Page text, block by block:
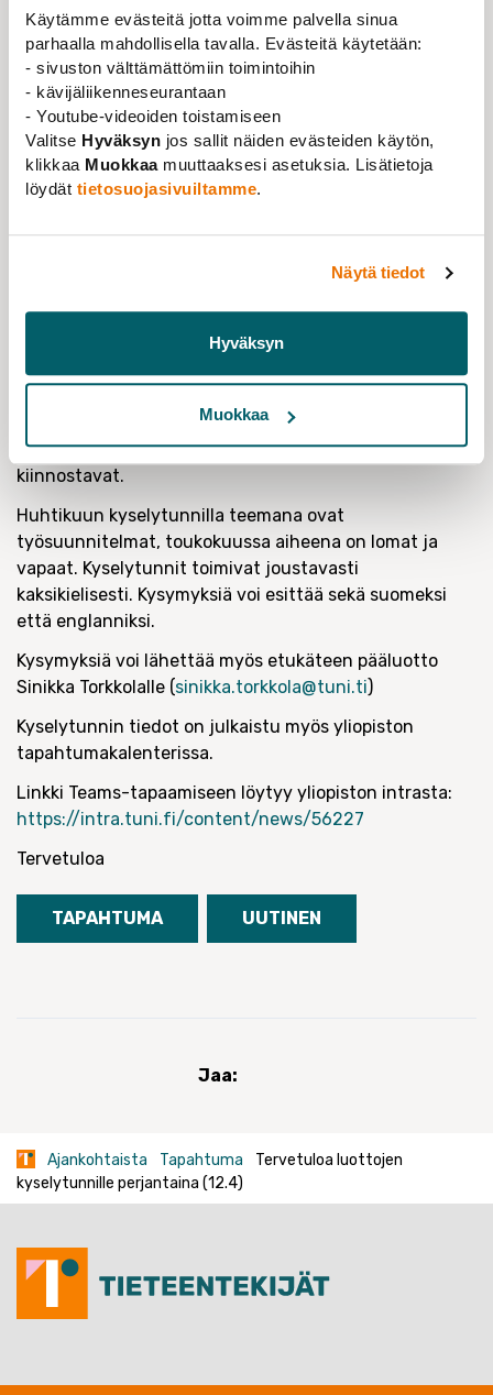
Käytämme evästeitä jotta voimme palvella sinua
parhaalla mahdollisella tavalla. Evästeitä käytetään:
- sivuston välttämättömiin toimintoihin
- kävijäliikenneseurantaan
- Youtube-videoiden toistamiseen
Valitse Hyväksyn jos sallit näiden evästeiden käytön,
klikkaa Muokkaamuuttaaksesi asetuksia. Lisätietoja
löydät tietosuojasivuiltamme.
Näytä tiedot
Hyväksyn
Muokkaa
08.04.2024
Yliopiston luottamushenkilöt aloittavat
yliopistolaisille avoimet kyselytunnit.
Ensimmäinen kyselytunti on perjantaina 12.4.
Teamsissa yhdeksästä kymmeneen.Tunnin
teemana on työsuunnitelmat, mutta luotot vastaavat
myös muihin osallistujien kysymyksiin.
käytännöt ovat aiheita, joista luotoilta kysytään.
Luottamushenkilöt neuvovat ja auttavat ensisijaisesti
kuitenkin osallistua kaikki yliopistolaiset, joita
työntekemisen olosuhteet ja ehdot yliopistolla
kiinnostavat.
Huhtikuun kyselytunnilla teemana ovat
työsuunnitelmat, toukokuussa aiheena on lomat ja
vapaat. Kyselytunnit toimivat joustavasti
kaksikielisesti. Kysymyksiä voi esittää sekä suomeksi
että englanniksi.
Kysymyksiä voi lähettää myös etukäteen pääluotto
Sinikka Torkkolalle (sinikka.torkkola@tuni.ti)
Kyselytunnin tiedot on julkaistu myös yliopiston
tapahtumakalenterissa.
Linkki Teams-tapaamiseen löytyy yliopiston intrasta:
https://intra.tuni.fi/content/news/56227
Tervetuloa
TAPAHTUMA UUTINEN
Jaa:
Ajankohtaista Tapahtuma
Tervetuloa luottojen
kyselytunnille perjantaina (12.4)